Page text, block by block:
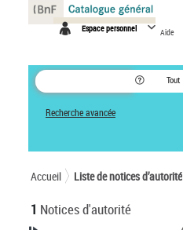
Espace personnel Aide
Tout
Recherche avancée
Accueil Liste de notices d’autorité
1 Notices d'autorité
Panneau de gestion des cookies